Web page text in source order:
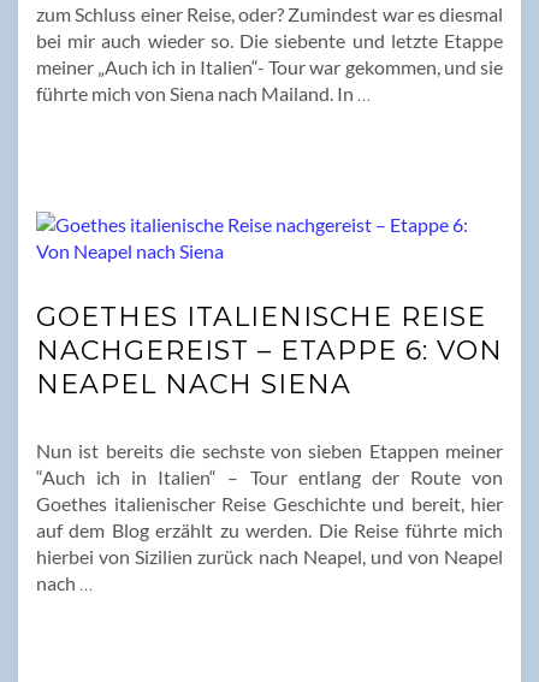
zum Schluss einer Reise, oder? Zumindest war es diesmal
bei mir auch wieder so. Die siebente und letzte Etappe
meiner „Auch ich in Italien“- Tour war gekommen, und sie
führte mich von Siena nach Mailand. In
GOETHES ITALIENISCHE REISE
NACHGEREIST – ETAPPE 6: VON
NEAPEL NACH SIENA
Nun ist bereits die sechste von sieben Etappen meiner
“Auch ich in Italien“ – Tour entlang der Route von
Goethes italienischer Reise Geschichte und bereit, hier
auf dem Blog erzählt zu werden. Die Reise führte mich
hierbei von Sizilien zurück nach Neapel, und von Neapel
nach …